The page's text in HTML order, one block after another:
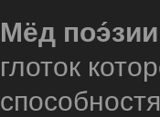
Мёд
глоток